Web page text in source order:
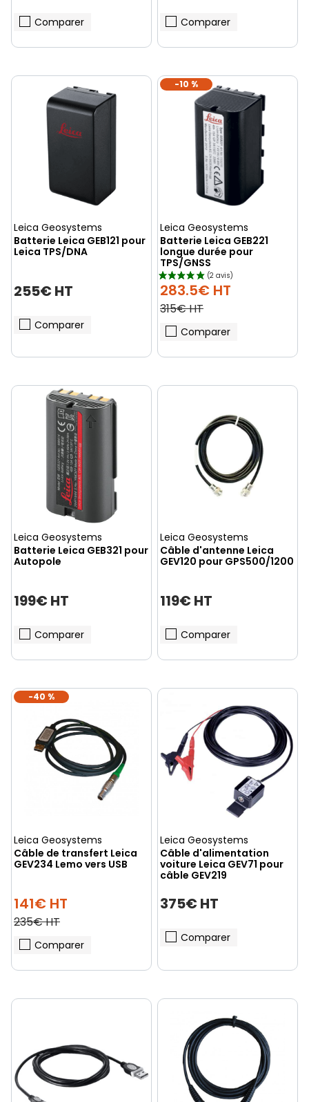
Comparer Comparer
Leica Geosystems
Batterie Leica GEB121 pour
Leica TPS/DNA
255€ HT
Comparer
-10 %
Leica Geosystems
Batterie Leica GEB221
longue durée pour
TPS/GNSS
283.5€ HT
315€ HT
Comparer
Leica Geosystems
Batterie Leica GEB321 pour
Autopole
199€ HT
Comparer
Leica Geosystems
Câble d'antenne Leica
GEV120 pour GPS500/1200
119€ HT
Comparer
-40 %
Leica Geosystems
Câble de transfert Leica
GEV234 Lemo vers USB
141€ HT
235€ HT
Comparer
Leica Geosystems
Câble d'alimentation
voiture Leica GEV71 pour
câble GEV219
375€ HT
Comparer